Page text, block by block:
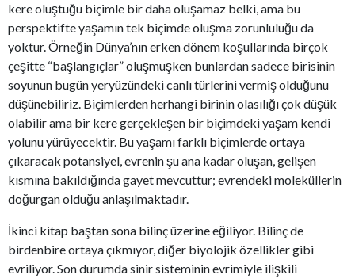
kere oluştuğu biçimle bir daha oluşamaz belki, ama bu
perspektifte yaşamın tek biçimde oluşma zorunluluğu da
yoktur. Örneğin Dünya’nın erken dönem koşullarında birçok
çeşitte “başlangıçlar” oluşmuşken bunlardan sadece birisinin
soyunun bugün yeryüzündeki canlı türlerini vermiş olduğunu
düşünebiliriz. Biçimlerden herhangi birinin olasılığı çok düşük
olabilir ama bir kere gerçekleşen bir biçimdeki yaşam kendi
yolunu yürüyecektir. Bu yaşamı farklı biçimlerde ortaya
çıkaracak potansiyel, evrenin şu ana kadar oluşan, gelişen
kısmına bakıldığında gayet mevcuttur; evrendeki moleküllerin
doğurgan olduğu anlaşılmaktadır.
İkinci kitap baştan sona bilinç üzerine eğiliyor. Bilinç de
birdenbire ortaya çıkmıyor, diğer biyolojik özellikler gibi
evriliyor. Son durumda sinir sisteminin evrimiyle ilişkili